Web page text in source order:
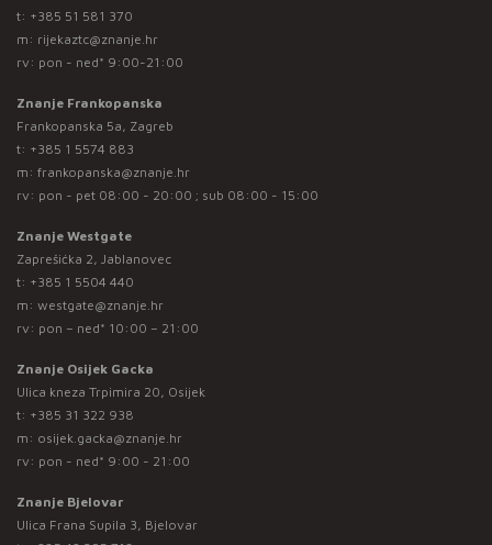
t: +385 51 581 370
m: rijekaztc@znanje.hr
rv: pon - ned* 9:00-21:00
Znanje Frankopanska
Frankopanska 5a, Zagreb
t: +385 1 5574 883
m: frankopanska@znanje.hr
rv: pon - pet 08:00 - 20:00 ; sub 08:00 - 15:00
Znanje Westgate
Zaprešićka 2, Jablanovec
t: +385 1 5504 440
m: westgate@znanje.hr
rv: pon – ned* 10:00 – 21:00
Znanje Osijek Gacka
Ulica kneza Trpimira 20, Osijek
t: +385 31 322 938
m: osijek.gacka@znanje.hr
rv: pon - ned* 9:00 - 21:00
Znanje Bjelovar
Ulica Frana Supila 3, Bjelovar